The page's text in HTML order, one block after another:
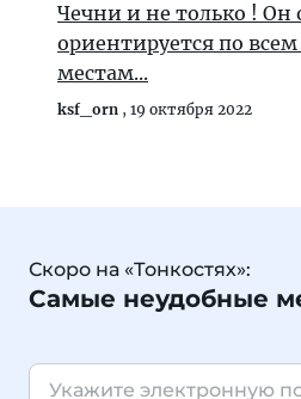
Чечни и не только ! Он
ориентируется по
местам...
ksf_orn , 19 октября 2022
Скоро на «Тонкостях»:
Самые неудобные